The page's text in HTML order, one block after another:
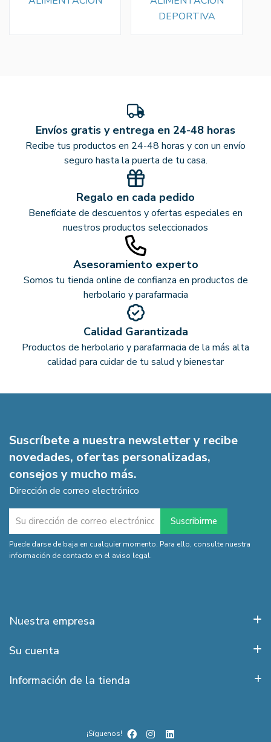
DEPORTIVA
Envíos gratis y entrega en 24-48 horas
Recibe tus productos en 24-48 horas y con un envío
seguro hasta la puerta de tu casa.
Regalo en cada pedido
Benefíciate de descuentos y ofertas especiales en
nuestros productos seleccionados
Asesoramiento experto
Somos tu tienda online de confianza en productos de
herbolario y parafarmacia
Calidad Garantizada
Productos de herbolario y parafarmacia de la más alta
calidad para cuidar de tu salud y bienestar
Suscríbete a nuestra newsletter y recibe
novedades, ofertas personalizadas,
consejos y mucho más.
Dirección de correo electrónico
Puede darse de baja en cualquier momento. Para ello, consulte nuestra
información de contacto en el aviso legal.
Nuestra empresa
Su cuenta
Información de la tienda
¡Síguenos!